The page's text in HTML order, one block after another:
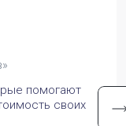
помогают
своих